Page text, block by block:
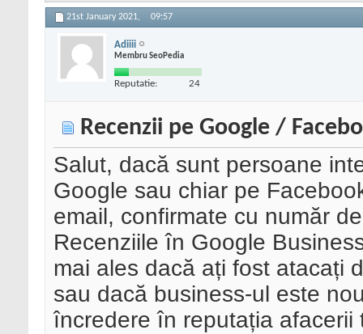
21st January 2021, 09:57
Adiiii
Membru SeoPedia
Reputatie: 24
Recenzii pe Google /
Salut, dacă sunt persoane
Google sau chiar pe
email, confirmate cu număr
Recenziile în Google
mai ales dacă ați fost atacați
sau dacă business-ul este
încredere în reputația afacerii